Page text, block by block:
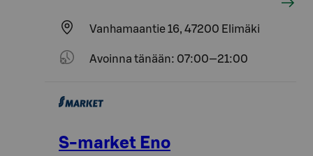
Vanhamaantie 16, 47200 Elimäki
Avoinna tänään: 07:00—21:00
S-market Eno